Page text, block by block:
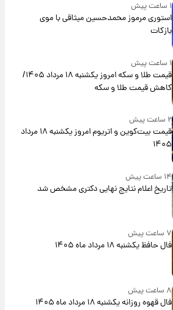
۱ ساعت پیش
استوری مرموز محمدحسین میثاقی با موی
بازکات
۱ ساعت پیش
قیمت طلا و سکه امروز یکشنبه ۱۸ مرداد ۱۴۰۵/
کاهش قیمت طلا و سکه
۲ ساعت پیش
قیمت بیت‌کوین و اتریوم امروز یکشنبه ۱۸ مرداد
۱۴۰۵
۱۴ ساعت پیش
تاریخ اعلام نتایج نهایی دکتری مشخص شد
۷ ساعت پیش
فال حافظ یکشنبه ۱۸ مرداد ماه ۱۴۰۵
۸ ساعت پیش
فال قهوه روزانه یکشنبه ۱۸ مرداد ماه ۱۴۰۵